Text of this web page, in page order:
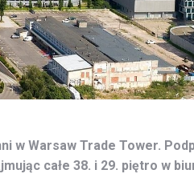
w Warsaw Trade Tower.
całe 38. i 29. piętro w